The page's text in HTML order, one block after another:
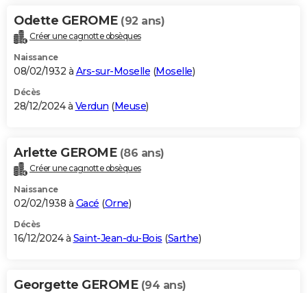
Odette GEROME (92 ans)
Créer une cagnotte obsèques
Naissance
08/02/1932 à Ars-sur-Moselle (Moselle)
Décès
28/12/2024 à Verdun (Meuse)
Arlette GEROME (86 ans)
Créer une cagnotte obsèques
Naissance
02/02/1938 à Gacé (Orne)
Décès
16/12/2024 à Saint-Jean-du-Bois (Sarthe)
Georgette GEROME (94 ans)